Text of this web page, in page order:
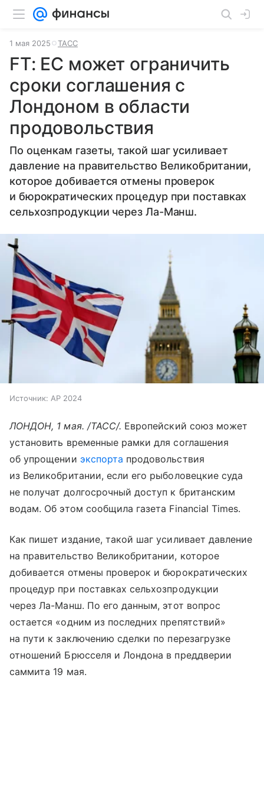
1 мая 2025 ТАСС
FT: ЕС может ограничить
сроки соглашения с
Лондоном в области
продовольствия
По оценкам газеты, такой шаг усиливает
давление на правительство Великобритании,
которое добивается отмены проверок
и бюрократических процедур при поставках
сельхозпродукции через Ла-Манш.
Источник: AP 2024
ЛОНДОН, 1 мая. /ТАСС/. Европейский союз может
установить временные рамки для соглашения
об упрощении экспорта продовольствия
из Великобритании, если его рыболовецкие суда
не получат долгосрочный доступ к британским
водам. Об этом сообщила газета Financial Times.
Как пишет издание, такой шаг усиливает давление
на правительство Великобритании, которое
добивается отмены проверок и бюрократических
процедур при поставках сельхозпродукции
через Ла-Манш. По его данным, этот вопрос
остается «одним из последних препятствий»
на пути к заключению сделки по перезагрузке
отношений Брюсселя и Лондона в преддверии
саммита 19 мая.